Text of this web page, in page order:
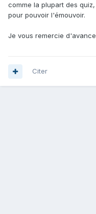
comme la plupart des
pour pouvoir l'émouvoir.
Je vous remercie
Citer